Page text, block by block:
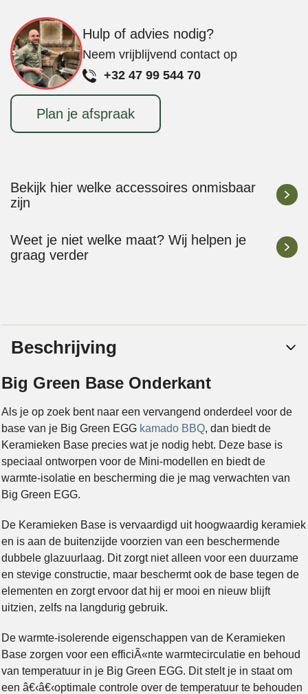
Hulp of advies nodig?
Neem vrijblijvend contact op
+32 47 99 544 70
Plan je afspraak
Bekijk hier welke accessoires onmisbaar
zijn
Weet je niet welke maat? Wij helpen je
graag verder
Beschrijving
Big Green Base Onderkant
Als je op zoek bent naar een vervangend onderdeel voor de
base van je Big Green EGG kamado BBQ, dan biedt de
Keramieken Base precies wat je nodig hebt. Deze base is
speciaal ontworpen voor de Mini-modellen en biedt de
warmte-isolatie en bescherming die je mag verwachten van
Big Green EGG.
De Keramieken Base is vervaardigd uit hoogwaardig keramiek
en is aan de buitenzijde voorzien van een beschermende
dubbele glazuurlaag. Dit zorgt niet alleen voor een duurzame
en stevige constructie, maar beschermt ook de base tegen de
elementen en zorgt ervoor dat hij er mooi en nieuw blijft
uitzien, zelfs na langdurig gebruik.
De warmte-isolerende eigenschappen van de Keramieken
Base zorgen voor een efficiÃ«nte warmtecirculatie en behoud
van temperatuur in je Big Green EGG. Dit stelt je in staat om
een â€‹â€‹optimale controle over de temperatuur te behouden